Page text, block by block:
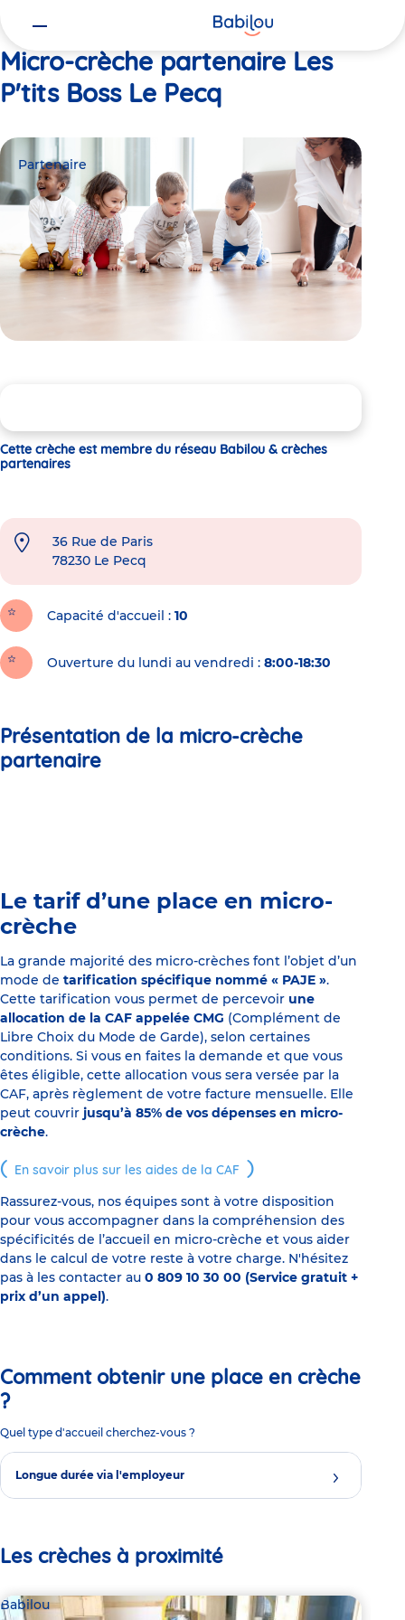
Micro-crèche partenaire Les
P'tits Boss Le Pecq
Partenaire
Cette crèche est membre du réseau Babilou & crèches
partenaires
36 Rue de Paris
78230 Le Pecq
Capacité d'accueil 10
Ouverture du lundi au vendredi : 8:00-18:30
Présentation de la micro-crèche
partenaire
Le tarif d’une place en micro-
crèche
La grande majorité des micro-crèches font l’objet d’un
mode de tarification spécifique nommé « PAJE ».
Cette tarification vous permet de percevoir une
allocation de la CAF appelée CMG (Complément de
Libre Choix du Mode de Garde), selon certaines
conditions. Si vous en faites la demande et que vous
êtes éligible, cette allocation vous sera versée par la
CAF, après règlement de votre facture mensuelle. Elle
peut couvrir jusqu’à 85% de vos dépenses en micro-
crèche.
En savoir plus sur les aides de la CAF
Rassurez-vous, nos équipes sont à votre disposition
pour vous accompagner dans la compréhension des
spécificités de l’accueil en micro-crèche et vous aider
dans le calcul de votre reste à votre charge. N'hésitez
pas à les contacter au 0 809 10 30 00 (Service gratuit +
prix d’un appel).
Comment obtenir une place en crèche
?
Quel type d'accueil cherchez-vous ?
Longue durée via l'employeur
Les crèches à proximité
Babilou